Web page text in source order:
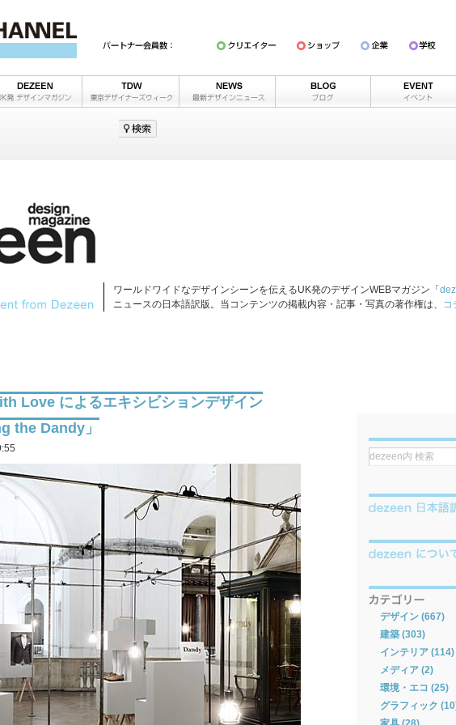
ワールドワイドなデザインシーンを伝えるUK発のデザインWEBマガジン「
ニュースの日本語訳版。当コンテンツの掲載内容・記事・写真の著作権は、
コ
Love によるエキシビションデザイン
the Dandy」
デザイン (667)
建築 (303)
インテリア (114)
メディア (2)
環境・エコ (25)
グラフィック